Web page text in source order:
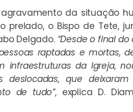
da situação
prelado, o Bispo de Tete,
Delgado. “Desde o final
raptadas e mortas,
infraestruturas da Igreja,
deslocadas, que
de tudo”, explica D.